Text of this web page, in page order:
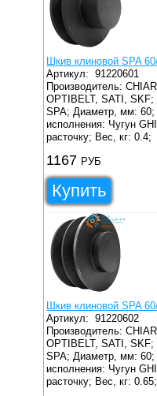
Шкив клиновой SPA
Артикул:91220601
Производитель:
OPTIBELT, SATI, SKF;
SPA; Диаметр, мм: 60;
исполнения: Чугун
расточку; Вес, кг: 0.4;
1167 РУБ
Купить
Шкив клиновой SPA
Артикул:91220602
Производитель:
OPTIBELT, SATI, SKF;
SPA; Диаметр, мм: 60;
исполнения: Чугун
расточку; Вес, кг: 0.65;